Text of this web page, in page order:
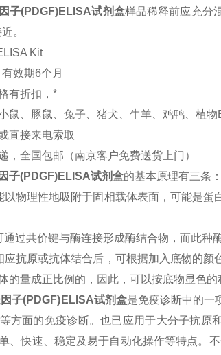
子(PDGF)ELISA试剂盒样品稀释前应充分
。
Kit
效期6个月
有折扣，*
鼠、豚鼠、兔子、猪犬、牛羊、鸡鸭、植物
直接来电索取
，全国包邮（南京客户免费送货上门）
子(PDGF)ELISA试剂盒的基本原理有三条：
以物理性地吸附于固相载体表面，可能是
通过共价键与酶连接形成酶结合物，而此种
应抗原或抗体结合后，可根据加入底物的
的量成正比例的，因此，可以按底物显色的
子(PDGF) ELISA试剂盒是免疫诊断中的一
方面的免疫诊断。也已应用于大分子抗原
、快速、稳定及易于自动化操作等特点。